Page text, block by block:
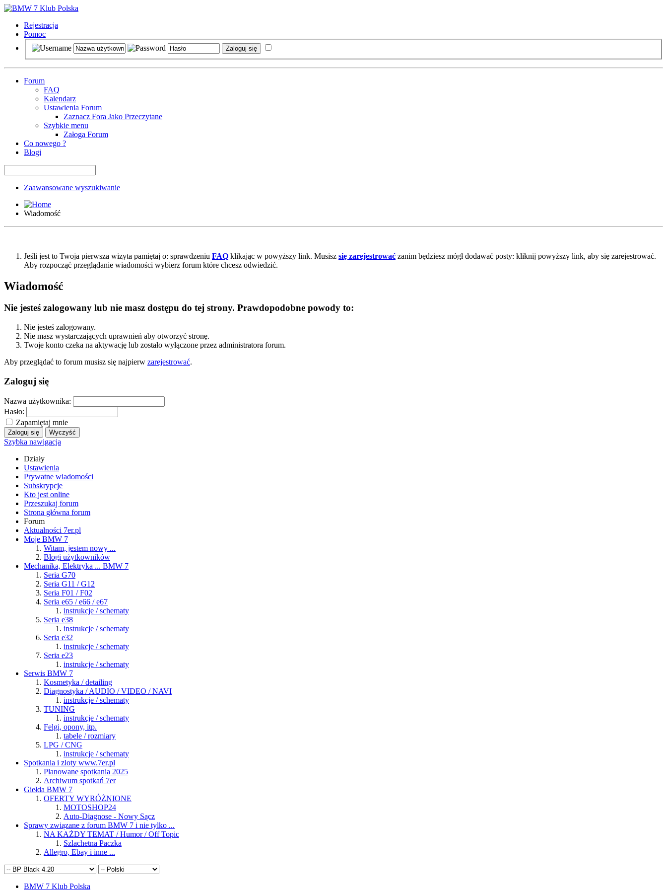
Rejestracja
Pomoc
Forum
FAQ
Kalendarz
Ustawienia Forum
Zaznacz Fora Jako Przeczytane
Szybkie menu
Załoga Forum
Co nowego ?
Blogi
Zaawansowane wyszukiwanie
Wiadomość
Jeśli jest to Twoja pierwsza wizyta pamiętaj o: sprawdzeniu FAQ klikając w powyższy link. Musisz się zarejestrować zanim będziesz mógł dodawać posty: kliknij powyższy link, aby się zarejestrować.
Aby rozpocząć przeglądanie wiadomości wybierz forum które chcesz odwiedzić.
Wiadomość
Nie jesteś zalogowany lub nie masz dostępu do tej strony. Prawdopodobne powody to:
Nie jesteś zalogowany.
Nie masz wystarczających uprawnień aby otworzyć stronę.
Twoje konto czeka na aktywację lub zostało wyłączone przez administratora forum.
Aby przeglądać to forum musisz się najpierw zarejestrować.
Zaloguj się
Nazwa użytkownika:
Hasło:
Zapamiętaj mnie
Szybka nawigacja
Działy
Ustawienia
Prywatne wiadomości
Subskrypcje
Kto jest online
Przeszukaj forum
Strona główna forum
Forum
Aktualności 7er.pl
Moje BMW 7
Witam, jestem nowy ...
Blogi użytkowników
Mechanika, Elektryka ... BMW 7
Seria G70
Seria G11 / G12
Seria F01 / F02
Seria e65 / e66 / e67
instrukcje / schematy
Seria e38
instrukcje / schematy
Seria e32
instrukcje / schematy
Seria e23
instrukcje / schematy
Serwis BMW 7
Kosmetyka / detailing
Diagnostyka / AUDIO / VIDEO / NAVI
instrukcje / schematy
TUNING
instrukcje / schematy
Felgi, opony, itp.
tabele / rozmiary
LPG / CNG
instrukcje / schematy
Spotkania i zloty www.7er.pl
Planowane spotkania 2025
Archiwum spotkań 7er
Giełda BMW 7
OFERTY WYRÓŻNIONE
MOTOSHOP24
Auto-Diagnose - Nowy Sącz
Sprawy związane z forum BMW 7 i nie tylko ...
NA KAŻDY TEMAT / Humor / Off Topic
Szlachetna Paczka
Allegro, Ebay i inne ...
BMW 7 Klub Polska